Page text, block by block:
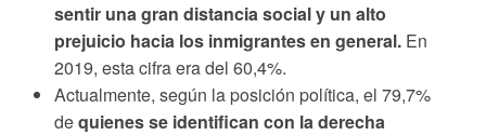
sentir una gran distancia social y un alto
prejuicio hacia los inmigrantes en general. En
2019, esta cifra era del 60,4%.
Actualmente, según la posición política, el 79,7%
dequienes se identifican con la derecha